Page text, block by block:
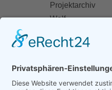
Projektarchiv
Wolf